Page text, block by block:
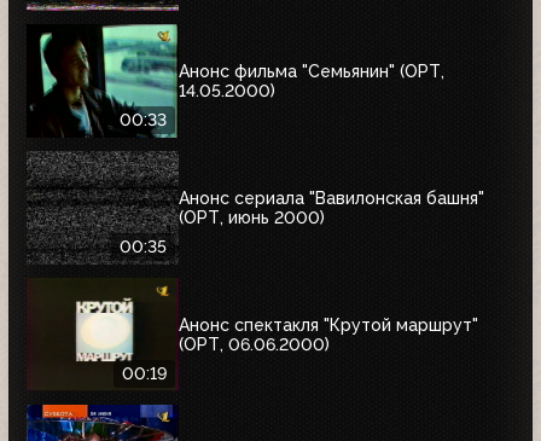
00:33
Анонс фильма "Семьянин" (ОРТ,
14.05.2000)
00:35
Анонс сериала "Вавилонская башня"
(ОРТ, июнь 2000)
00:19
Анонс спектакля "Крутой маршрут"
(ОРТ, 06.06.2000)